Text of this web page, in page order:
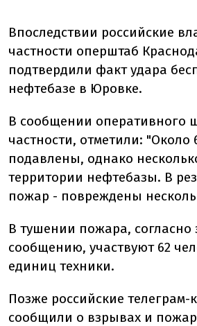
Впоследствии российские
частности оперштаб
подтвердили факт удара
нефтебазе в Юровке.
В сообщении оперативного
частности, отметили:
подавлены, однако
территории нефтебазы. В
пожар - повреждены
В тушении пожара, согласно
сообщению, участвуют 62
единиц техники.
Позже российские телеграм-
сообщили о взрывах и